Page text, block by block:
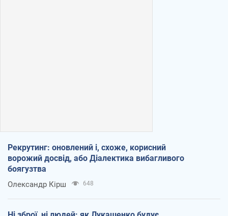
Рекрутинг: оновлений і, схоже, корисний
ворожий досвід, або Діалектика вибагливого
боягузтва
Олександр Кірш 648